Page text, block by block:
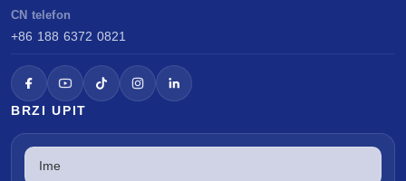
CN telefon
+86 188 6372 0821
BRZI UPIT